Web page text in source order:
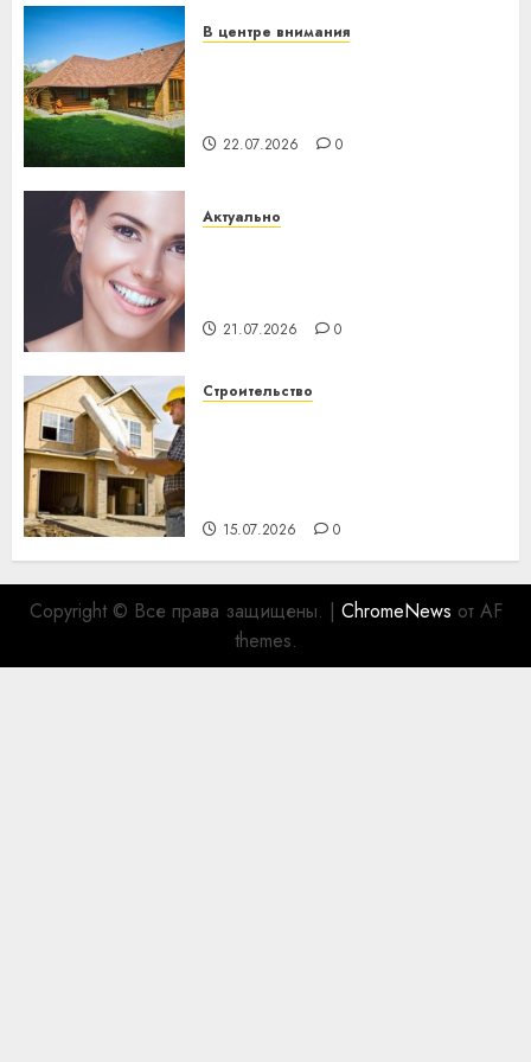
В центре внимания
22.07.2026 0
Актуально
21.07.2026 0
Строительство
15.07.2026 0
Copyright © Все права защищены. | ChromeNews от AF
themes.